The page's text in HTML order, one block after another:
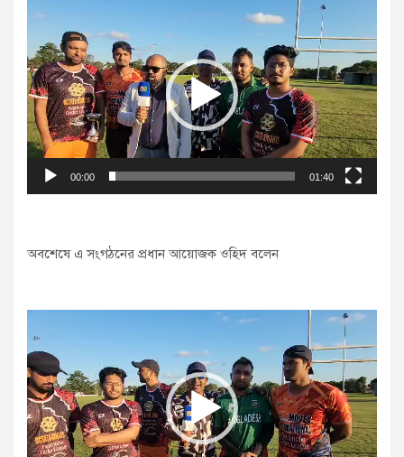
00:00 01:40
অবশেষে এ সংগঠনের প্রধান আয়োজক ওহিদ বলেন
Player